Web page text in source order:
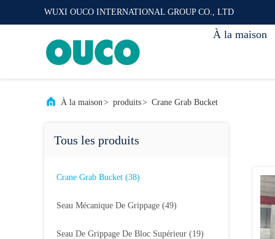
WUXI OUCO INTERNATIONAL GROUP CO., LTD
À la maison
À la maison> produits> Crane Grab Bucket
Tous les produits
Crane Grab Bucket (38)
Seau Mécanique De Grippage (49)
Seau De Grippage De Bloc Supérieur (19)